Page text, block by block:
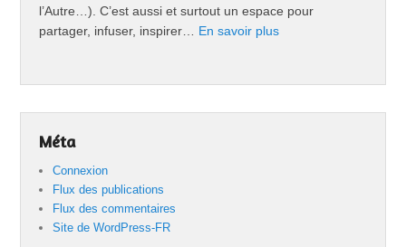
l’Autre…). C’est aussi et surtout un espace pour
partager, infuser, inspirer… En savoir plus
Méta
Connexion
Flux des publications
Flux des commentaires
Site de WordPress-FR